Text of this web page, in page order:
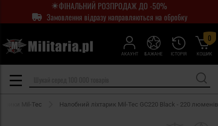
ФІНАЛЬНИЙ РОЗПРОДАЖ ДО -50%
Замовлення відразу направляються на обробку
АКАУНТ ІСТОРІЯ
БАЖАНЕ КОШИК
0
Mil-Tec Налобний ліхтарик Mil-Tec GC220 Black - 220 люменів